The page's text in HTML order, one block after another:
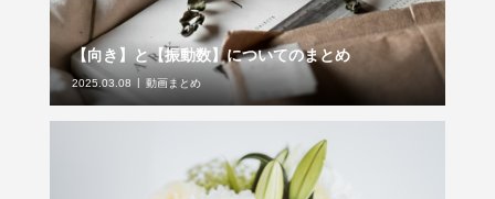
【向き】と【振動数】についてのまとめ
2025.03.08 動画まとめ